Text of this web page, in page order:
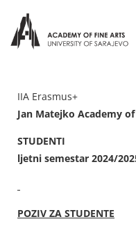
IIA Erasmus+
Jan Matejko Academy
STUDENTI
ljetni semestar 2024/
POZIV ZA STUDENTE